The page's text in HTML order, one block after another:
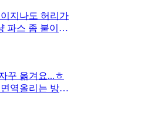
지나도 허리가
파스 좀 붙이고
꾸 옮겨요...ㅎ
역올리는 방법